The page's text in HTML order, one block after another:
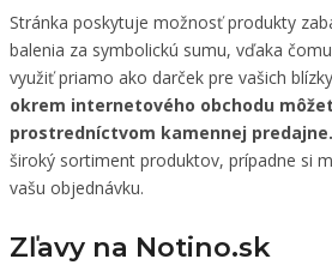
Stránka poskytuje možnosť produkty
balenia za symbolickú sumu, vďaka
využiť priamo ako darček pre vašich
okrem internetového obchodu
prostredníctvom kamennej predajne.
široký sortiment produktov, prípadne si
vašu objednávku.
Zľavy na Notino.sk